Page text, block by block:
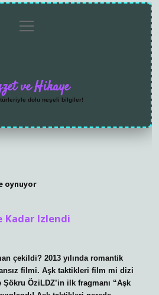
menüyü
aç
ve Hikaye
dolu neşeli bilgiler!
oynuyor
Kadar Izlendi
çekildi? 2013 yılında romantik
filmi. Aşk taktikleri film mi dizi
ÖziLDZ’in ilk fragmanı “Aşk